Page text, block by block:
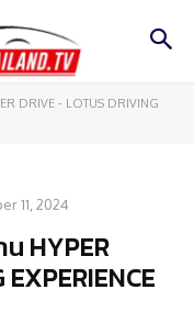
DRIVE - LOTUS DRIVING
11, 2024
HYPER